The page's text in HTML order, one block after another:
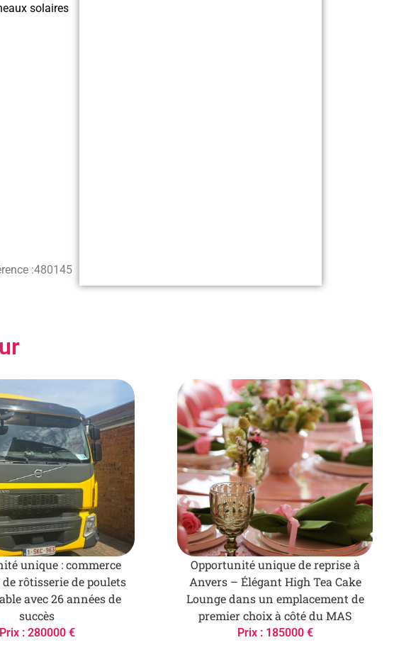
solaires
:480145
unique : commerce
rôtisserie de poulets
avec 26 années de
succès
Prix : 280000 €
Opportunité unique de reprise à
Anvers – Élégant High Tea Cake
Lounge dans un emplacement de
premier choix à côté du MAS
Prix : 185000 €